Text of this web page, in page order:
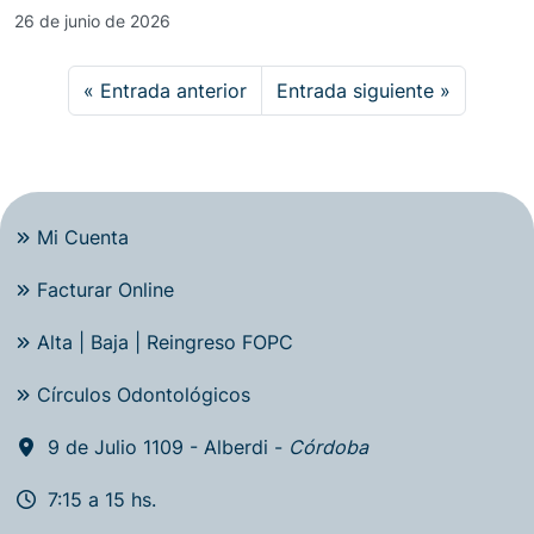
26 de junio de 2026
Entrada anterior Entrada siguiente
Mi Cuenta
Facturar Online
Alta | Baja | Reingreso FOPC
Círculos Odontológicos
9 de Julio 1109 - Alberdi - Córdoba
7:15 a 15 hs.